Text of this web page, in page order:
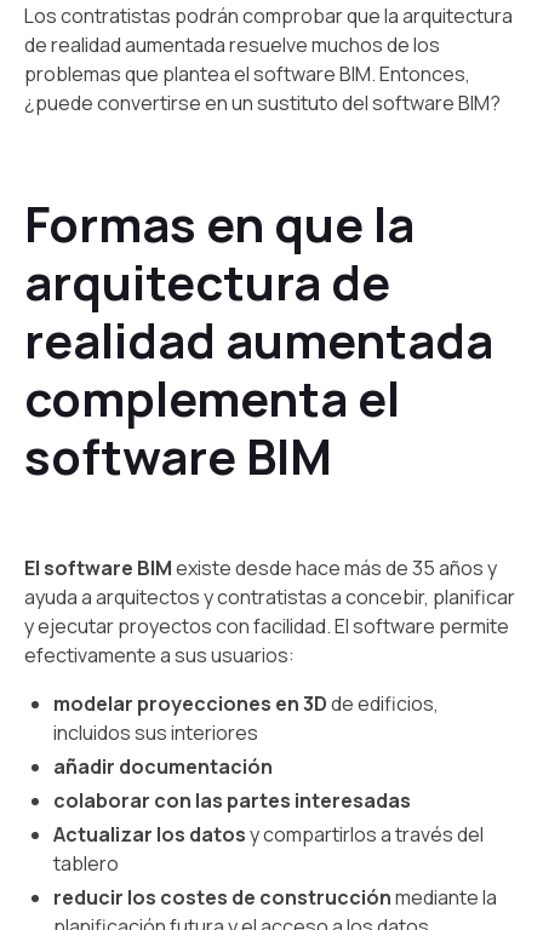
Los contratistas podrán comprobar que la arquitectura
de realidad aumentada resuelve muchos de los
problemas que plantea el software BIM. Entonces,
¿puede convertirse en un sustituto del software BIM?
Formas en que la
arquitectura de
realidad aumentada
complementa el
software BIM
El software BIMexiste desde hace más de 35 años y
ayuda a arquitectos y contratistas a concebir, planificar
y ejecutar proyectos con facilidad. El software permite
efectivamente a sus usuarios:
modelar proyecciones en 3Dde edificios,
incluidos sus interiores
añadir documentación
colaborar con las partes interesadas
Actualizar los datosy compartirlos a través del
tablero
reducir los costes de construcciónmediante la